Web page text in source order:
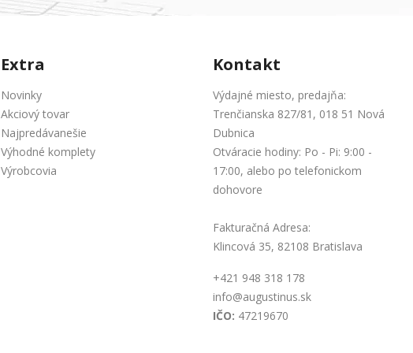
Extra
Novinky
Akciový tovar
Najpredávanešie
Výhodné komplety
Výrobcovia
Kontakt
Výdajné miesto, predajňa:
Trenčianska 827/81, 018 51 Nová
Dubnica
Otváracie hodiny: Po - Pi: 9:00 -
17:00, alebo po telefonickom
dohovore
Fakturačná Adresa:
Klincová 35, 82108 Bratislava
+421 948 318 178
info@augustinus.sk
IČO: 47219670